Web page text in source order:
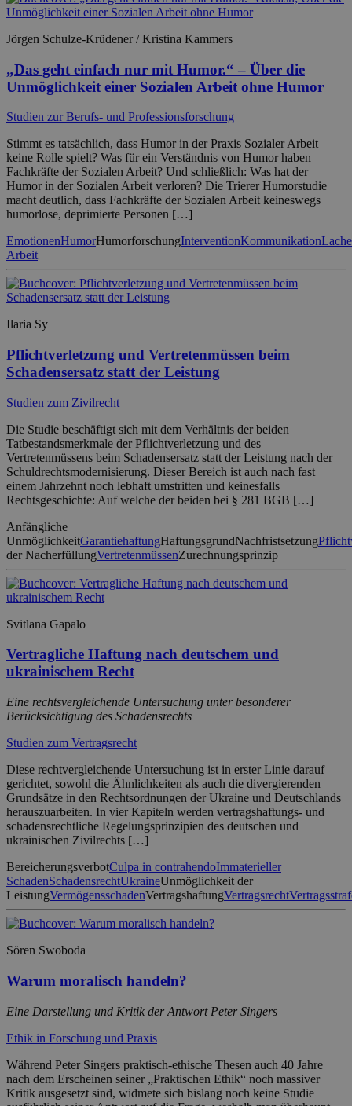
Jörgen Schulze-Krüdener / Kristina Kammers
„Das geht einfach nur mit Humor.“ – Über die
Unmöglichkeit einer Sozialen Arbeit ohne Humor
Studien zur Berufs- und Professionsforschung
Stimmt es tatsächlich, dass Humor in der Praxis Sozialer Arbeit
keine Rolle spielt? Was für ein Verständnis von Humor haben
Fachkräfte der Sozialen Arbeit? Und schließlich: Was hat der
Humor in der Sozialen Arbeit verloren? Die Trierer Humorstudie
macht deutlich, dass Fachkräfte der Sozialen Arbeit keineswegs
humorlose, deprimierte Personen […]
EmotionenHumorHumorforschungInterventionKommunikation
Arbeit
Ilaria Sy
Pflichtverletzung und Vertretenmüssen beim
Schadensersatz statt der Leistung
Studien zum Zivilrecht
Die Studie beschäftigt sich mit dem Verhältnis der beiden
Tatbestandsmerkmale der Pflichtverletzung und des
Vertretenmüssens beim Schadensersatz statt der Leistung nach der
Schuldrechtsmodernisierung. Dieser Bereich ist auch nach fast
einem Jahrzehnt noch lebhaft umstritten und keinesfalls
Rechtsgeschichte: Auf welche der beiden bei § 281 BGB […]
Anfängliche
UnmöglichkeitGarantiehaftungHaftungsgrundNachfristsetzung
der NacherfüllungVertretenmüssenZurechnungsprinzip
Svitlana Gapalo
Vertragliche Haftung nach deutschem und
ukrainischem Recht
Eine rechtsvergleichende Untersuchung unter besonderer
Berücksichtigung des Schadensrechts
Studien zum Vertragsrecht
Diese rechtvergleichende Untersuchung ist in erster Linie darauf
gerichtet, sowohl die Ähnlichkeiten als auch die divergierenden
Grundsätze in den Rechtsordnungen der Ukraine und Deutschlands
herauszuarbeiten. In vier Kapiteln werden vertragshaftungs- und
schadensrechtliche Regelungsprinzipien des deutschen und
ukrainischen Zivilrechts […]
BereicherungsverbotCulpa in contrahendoImmaterieller
SchadenSchadensrechtUkraineUnmöglichkeit der
LeistungVermögensschadenVertragshaftungVertragsrecht
Sören Swoboda
Warum moralisch handeln?
Eine Darstellung und Kritik der Antwort Peter Singers
Ethik in Forschung und Praxis
Während Peter Singers praktisch-ethische Thesen auch 40 Jahre
nach dem Erscheinen seiner „Praktischen Ethik“ noch massiver
Kritik ausgesetzt sind, widmete sich bislang noch keine Studie